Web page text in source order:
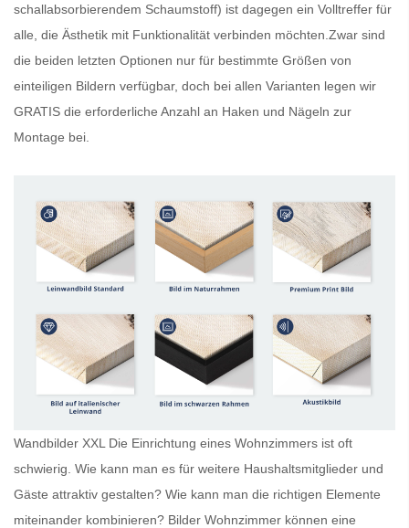
schallabsorbierendem Schaumstoff) ist dagegen ein Volltreffer für
alle, die Ästhetik mit Funktionalität verbinden möchten.Zwar sind
die beiden letzten Optionen nur für bestimmte Größen von
einteiligen Bildern verfügbar, doch bei allen Varianten legen wir
GRATIS die erforderliche Anzahl an Haken und Nägeln zur
Montage bei.
Wandbilder XXL Die Einrichtung eines Wohnzimmers ist oft
schwierig. Wie kann man es für weitere Haushaltsmitglieder und
Gäste attraktiv gestalten? Wie kann man die richtigen Elemente
miteinander kombinieren? Bilder Wohnzimmer können eine